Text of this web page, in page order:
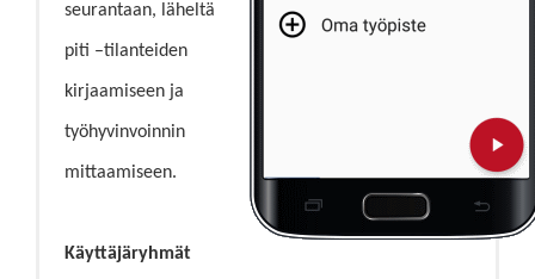
seurantaan, läheltä
piti –tilanteiden
kirjaamiseen ja
työhyvinvoinnin
mittaamiseen.
Käyttäjäryhmät